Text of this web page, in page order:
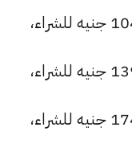
سعر عيار 21 وزن 150 جرام 1046250 جنيه للشراء،
سعر عيار 21 وزن 200 جرام 1395000 جنيه للشراء،
سعر عيار 21 وزن 250 جرام 1743750 جنيه للشراء،